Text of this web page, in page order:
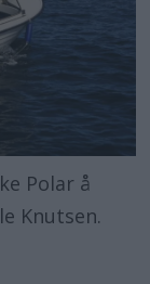
Polar å
Knutsen.